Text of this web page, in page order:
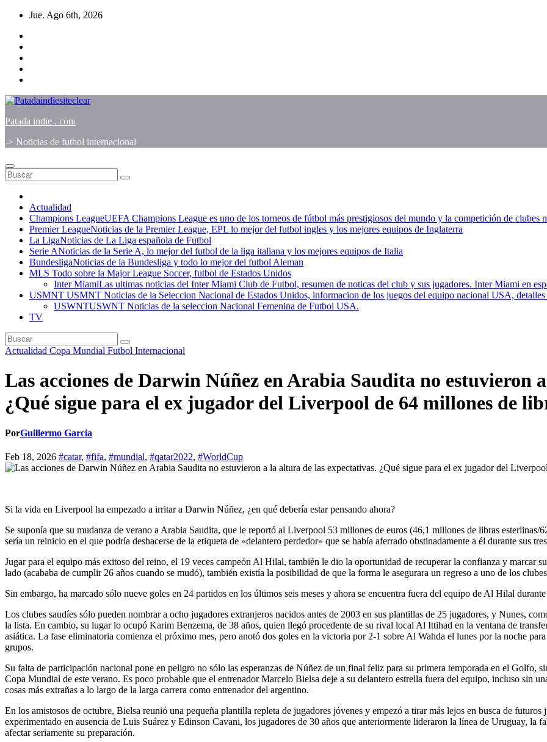
Saltar
contenido
Jue. Ago 6th, 2026
Patada indie . com
-> Noticias de futbol internacional
Actualidad
Champions LeagueUEFA Champions League es uno de los torneos de fútbol más prestigiosos del mundo y la competición de
Premier LeagueNoticias de la Premier League, EPL lo mejor del futbol ingles y los mejores equipos de Inglaterra
La LigaNoticias de La Liga española de Futbol
Serie ANoticias de la Serie A, lo mejor del futbol de la liga italiana y los mejores equipos de Italia
BundesligaNoticias de la Bundesliga y todo lo mejor del futbol Aleman
MLS Todo sobre la Major League Soccer, futbol de Estados Unidos
Inter MiamiLas ultimas noticias del Inter Miami Club de Futbol, resumen de noticas del club y sus jugadores. Inter Miami en
USMNT USMNT Noticias de la Seleccion Nacional de Estados Unidos, informacion de los juegos del equipo nacional USA,
USWNTUSWNT Noticias de la seleccion Nacional Femenina de Futbol USA.
TV
Actualidad Copa Mundial Futbol Internacional
Las acciones de Darwin Núñez en Arabia Saudita no estuvieron
¿Qué sigue para el ex jugador del Liverpool de 64 millones de
PorGuillermo Garcia
Feb 18, 2026 #catar, #fifa, #mundial, #qatar2022, #WorldCup
Si la vida en Liverpool ha empezado a irritar a Darwin Núñez, ¿en qué debería estar pensando ahora?
Se suponía que su mudanza de verano a Arabia Saudita, que le reportó al Liverpool 53 millones de euros (46,1 millones de libras
sería un reinicio en el que podría deshacerse de la etiqueta de «delantero perdedor» que se había aferrado obstinadamente a él durante sus
Jugar para el equipo más exitoso del reino, el 19 veces campeón Al Hilal, también le dio la oportunidad de recuperar la confianza y marcar
lado (acababa de cumplir 26 años cuando se mudó), también existía la posibilidad de que la forma le asegurara un regreso a uno de los
Sin embargo, ha marcado sólo nueve goles en 24 partidos en los últimos seis meses y ahora se encuentra fuera del equipo de Al Hilal
Los clubes saudíes sólo pueden nombrar a ocho jugadores extranjeros nacidos antes de 2003 en sus plantillas de 25 jugadores, y Nunes,
la lista. En cambio, su lugar lo ocupó Karim Benzema, de 38 años, quien llegó procedente de su rival local Al Ittihad en la ventana de
asiática. La fase eliminatoria comienza el próximo mes, pero anotó dos goles en la victoria por 2-1 sobre Al Wahda el lunes por la noche
grupos.
Su falta de participación nacional pone en peligro no sólo las esperanzas de Núñez de un final feliz para su primera temporada en el Golfo,
Copa Mundial de este verano. Es poco probable que el entrenador Marcelo Bielsa deje a su delantero estrella fuera del equipo, incluso sin
cosas más extrañas a lo largo de la larga carrera como entrenador del argentino.
En los amistosos de octubre, Bielsa reunió una pequeña plantilla repleta de jugadores jóvenes y empezó a tirar más lejos en busca de
experimentado en ausencia de Luis Suárez y Edinson Cavani, los jugadores de 30 años que anteriormente lideraron la línea de Uruguay, la
afectar seriamente su preparación.